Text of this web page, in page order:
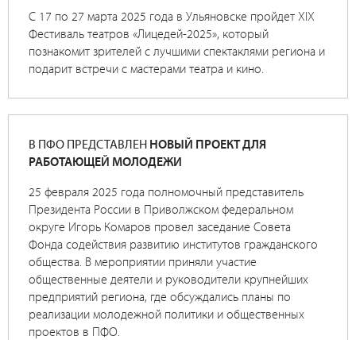
С 17 по 27 марта 2025 года в Ульяновске пройдет XIX
Фестиваль театров «Лицедей-2025», который
познакомит зрителей с лучшими спектаклями региона и
подарит встречи с мастерами театра и кино.
В ПФО ПРЕДСТАВЛЕН НОВЫЙ ПРОЕКТ ДЛЯ
РАБОТАЮЩЕЙ МОЛОДЕЖИ
25 февраля 2025 года полномочный представитель
Президента России в Приволжском федеральном
округе Игорь Комаров провел заседание Совета
Фонда содействия развитию институтов гражданского
общества. В мероприятии приняли участие
общественные деятели и руководители крупнейших
предприятий региона, где обсуждались планы по
реализации молодежной политики и общественных
проектов в ПФО.